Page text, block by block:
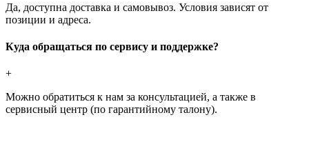
Да, доступна доставка и самовывоз. Условия зависят от
позиции и адреса.
Куда обращаться по сервису и поддержке?
+
Можно обратиться к нам за консультацией, а также в
сервисный центр (по гарантийному талону).